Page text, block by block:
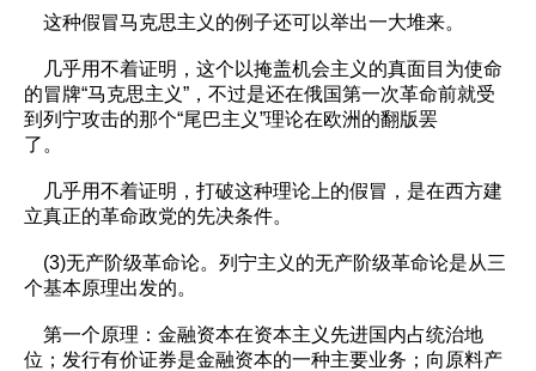
这种假冒马克思主义的例子还可以举出一大堆来。
几乎用不着证明，这个以掩盖机会主义的真面目为使命
的冒牌“马克思主义”，不过是还在俄国第一次革命前就受
到列宁攻击的那个“尾巴主义”理论在欧洲的翻版罢
了。
几乎用不着证明，打破这种理论上的假冒，是在西方建
立真正的革命政党的先决条件。
(3)无产阶级革命论。列宁主义的无产阶级革命论是从三
个基本原理出发的。
第一个原理：金融资本在资本主义先进国内占统治地
位；发行有价证券是金融资本的一种主要业务；向原料产